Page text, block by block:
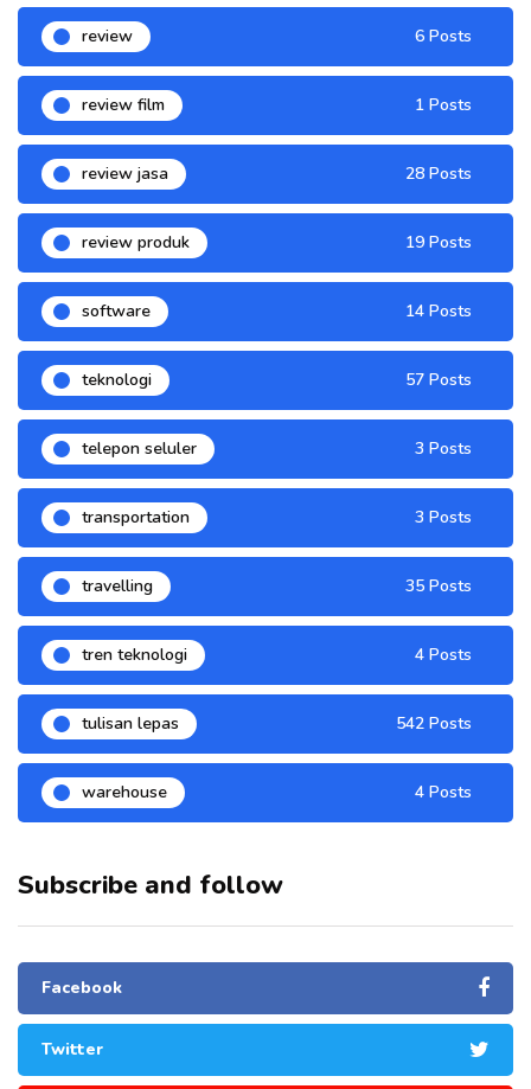
review 6 Posts
review film 1 Posts
review jasa 28 Posts
review produk 19 Posts
software 14 Posts
teknologi 57 Posts
telepon seluler 3 Posts
transportation 3 Posts
travelling 35 Posts
tren teknologi 4 Posts
tulisan lepas 542 Posts
warehouse 4 Posts
Subscribe and follow
Facebook
Twitter